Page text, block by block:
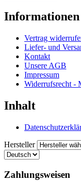
Informationen
Vertrag
Liefer- und
Kontakt
Unsere AGB
Impressum
Widerrufsrecht -
Inhalt
Hersteller
Zahlungsweisen